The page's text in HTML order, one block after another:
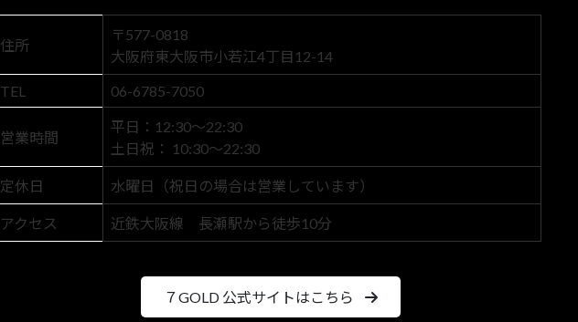
住所
〒577-0818
大阪府東大阪市小若江4丁目12-14
TEL
06-6785-7050
営業時間
平日：12:30～22:30
土日祝： 10:30～22:30
定休日 水曜日（祝日の場合は営業しています）
アクセス 近鉄大阪線 長瀬駅から徒歩10分
７GOLD 公式サイトはこちら